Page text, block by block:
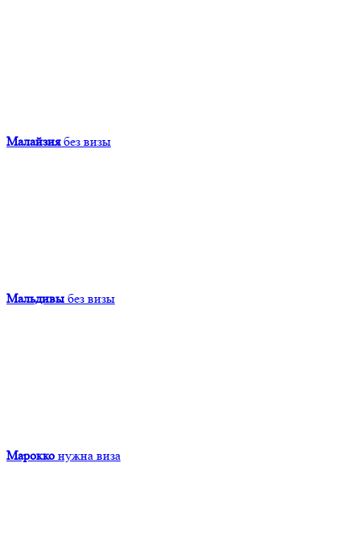
Малайзия без визы
Мальдивы без визы
Марокко нужна виза